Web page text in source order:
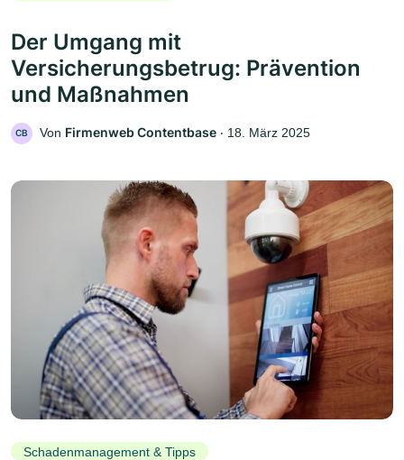
Der Umgang mit
Versicherungsbetrug: Prävention
und Maßnahmen
CB Von Firmenweb Contentbase ‧ 18. März 2025
Schadenmanagement & Tipps